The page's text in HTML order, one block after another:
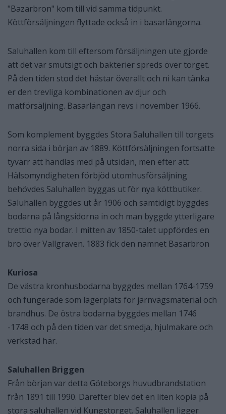
"Bazarbron" kom till vid samma tidpunkt.
Köttförsäljningen flyttade också in i basarlängorna.
Saluhallen kom till eftersom försäljningen ute gjorde
att det var smutsigt och bakterier spreds över torget.
På den tiden stod det hästar överallt och ni kan tänka
er den trevliga kombinationen av djur och
matförsäljning. Basarlängan revs i november 1966.
Som komplement byggdes Stora Saluhallen till torgets
norra sida i början av 1889. Köttförsäljningen fortsatte
tyvärr att handlas med på utsidan, men efter att
Hälsomyndigheten förbjöd utomhusförsäljning
behövdes Saluhallen byggas ut för nya köttbutiker.
Saluhallen byggdes ut år 1906 och samtidigt byggdes
bodarna på långsidorna in och man byggde ytterligare
trettio nya bodar. I mitten av 1850-talet uppfördes en
bro över Vallgraven. 1883 fick den namnet Basarbron
Kuriosa
De västra kronhusbodarna byggdes mellan 1764-1759
och fungerade som lagerplats för järnvägsmaterial och
brandhus. De östra bodarna byggdes mellan 1746
-1748 och på den tiden var det smedja, hjulmakare och
verkstad här.
Saluhallen Briggen
Från början var detta Göteborgs huvudbrandstation
från 1891 till 1990. Därefter blev det en liten kopia på
stora saluhallen vid Kungstorget. Saluhallen ligger